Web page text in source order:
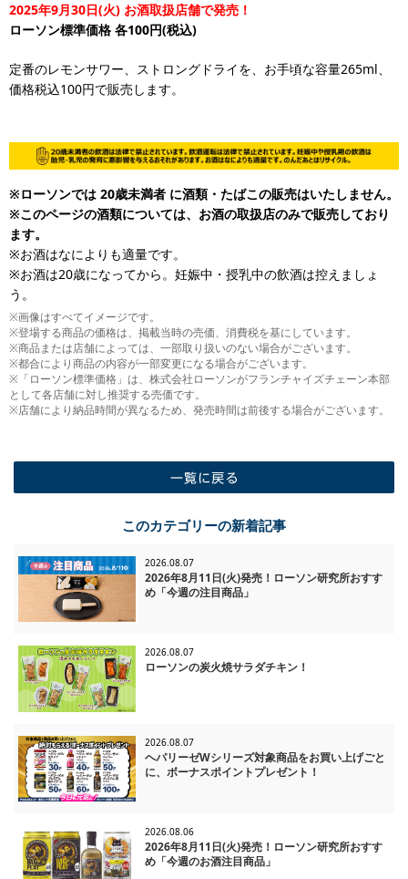
2025年9月30日(火) お酒取扱店舗で発売！
ローソン標準価格 各100円(税込)
定番のレモンサワー、ストロングドライを、お手頃な容量265ml、
価格税込100円で販売します。
※ローソンでは 20歳未満者 に酒類・たばこの販売はいたしません。
※このページの酒類については、お酒の取扱店のみで販売しており
ます。
※お酒はなによりも適量です。
※お酒は20歳になってから。妊娠中・授乳中の飲酒は控えましょ
う。
※画像はすべてイメージです。
※登場する商品の価格は、掲載当時の売価、消費税を基にしています。
※商品または店舗によっては、一部取り扱いのない場合がございます。
※都合により商品の内容が一部変更になる場合がございます。
※「ローソン標準価格」は、株式会社ローソンがフランチャイズチェーン本部
として各店舗に対し推奨する売価です。
※店舗により納品時間が異なるため、発売時間は前後する場合がございます。
このカテゴリーの新着記事
2026.08.07
2026年8月11日(火)発売！ローソン研究所おすす
め「今週の注目商品」
2026.08.07
ローソンの炭火焼サラダチキン！
2026.08.07
ヘパリーゼWシリーズ対象商品をお買い上げごと
に、ボーナスポイントプレゼント！
2026.08.06
2026年8月11日(火)発売！ローソン研究所おすす
め「今週のお酒注目商品」